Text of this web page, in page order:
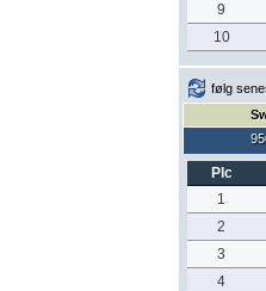
9
10
følg
Plc
1
2
3
4